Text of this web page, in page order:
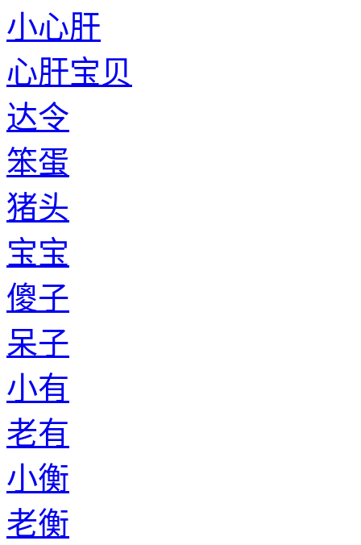
小心肝
心肝宝贝
达令
笨蛋
猪头
宝宝
傻子
呆子
小有
老有
小衡
老衡